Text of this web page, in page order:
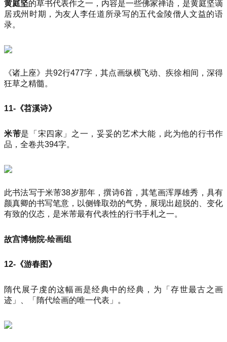
黄庭坚的草书代表作之一，内容是一些佛家禅语，是黄庭坚谪
居戎州时期，为友人李任道所录写的五代金陵僧人文益的语
录。
《诸上座》共92行477字，其点画纵横飞动、疾徐相间，深得
狂草之精髓。
11-《苕溪诗》
米芾是「宋四家」之一，妥妥的艺术大能，此为他的行书作
品，全卷共394字。
此书法写于米芾38岁那年，撰诗6首，其笔画浑厚雄秀，具有
颜真卿的书写笔意，以侧锋取劲的气势，展现出超脱的、变化
有致的仪态，是米芾最有代表性的行书手札之一。
故宫博物院-绘画组
12-《游春图》
隋代展子虔的这幅画是经典中的经典，为「存世最古之画
迹」、「隋代绘画的唯一代表」。